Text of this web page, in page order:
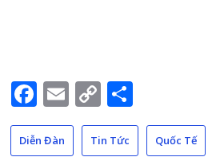
Facebook
Email
Copy
Link
Diễn Đàn Tin Tức Quốc Tế